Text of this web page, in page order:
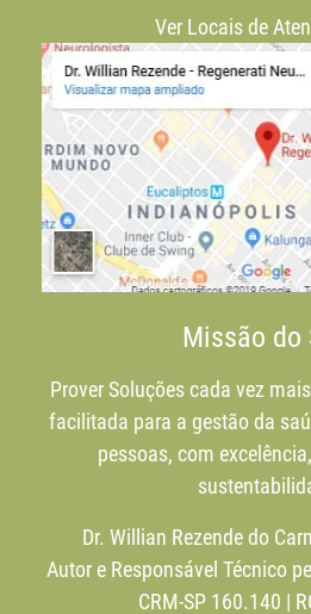
Ver Locais de
Missão do
Prover Soluções cada vez
facilitada para a gestão da
pessoas, com
Dr. Willian Rezende do
Autor e Responsável Técnico
CRM-SP 160.140 |